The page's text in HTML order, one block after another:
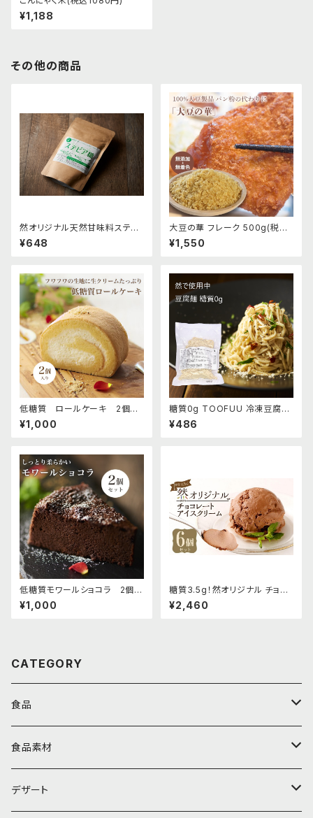
¥1,188
その他の商品
然オリジナル天然甘味料ステビ
ア糖（エリスリトール99％以上）
100g(税込800円)
¥648
大豆の華 フレーク 500g(税込1
550円)
¥1,550
低糖質 ロールケーキ 2個セ
ット(税込1000円)
¥1,000
糖質0g TOOFUU 冷凍豆腐麺
250g(税込486円)
¥486
低糖質モワールショコラ 2個セ
ット(税込1000円)
¥1,000
糖質3.5g！然オリジナル チョコ
レートアイスクリーム６個セット
(税込3000円)
¥2,460
CATEGORY
食品
レトルト
冷凍
食品素材
甘味料
デザート